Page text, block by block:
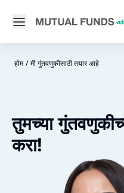
Open main menu
होम / मी गुंतवणुकीसाठी तयार आहे
तुमच्या
करा!